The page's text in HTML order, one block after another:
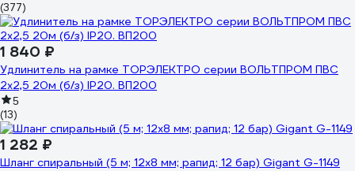
(377)
1 840 ₽
Удлинитель на рамке ТОРЭЛЕКТРО серии ВОЛЬТПРОМ ПВС
2х2,5 20м (б/з) IP20. ВП200
5
(13)
1 282 ₽
Шланг спиральный (5 м; 12х8 мм; рапид; 12 бар) Gigant G-1149